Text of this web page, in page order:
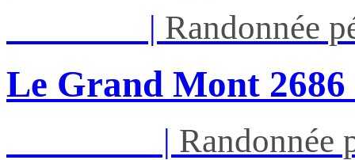
| Randonnée
Le Grand Mont
| Randonnée